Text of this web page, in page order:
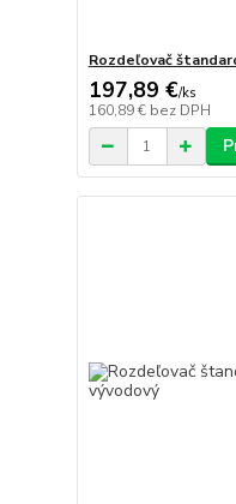
Rozdeľovač
197,89 €/ks
160,89 € bez DPH